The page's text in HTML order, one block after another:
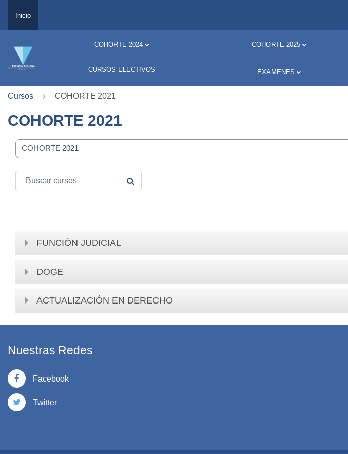
Inicio
COHORTE 2024 COHORTE 2025
CURSOS ELECTIVOS EXAMENES
Cursos COHORTE 2021
COHORTE 2021
del curso
Buscar cursos
BUSCAR CURSOS
FUNCIÓN JUDICIAL
DOGE
ACTUALIZACIÓN EN DERECHO
Nuestras Redes
Facebook
Twitter